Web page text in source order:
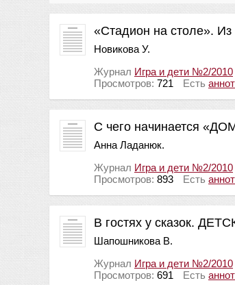
«Стадион на столе». Из
Новикова У.
Журнал Игра и дети №2/2010
Просмотров: 721 Есть
C чего начинается
Анна Ладанюк.
Журнал Игра и дети №2/2010
Просмотров: 893 Есть
В гостях у сказок.
Шапошникова В.
Журнал Игра и дети №2/2010
Просмотров: 691 Есть